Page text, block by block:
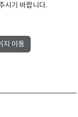
시기 바랍니다.
지 이동